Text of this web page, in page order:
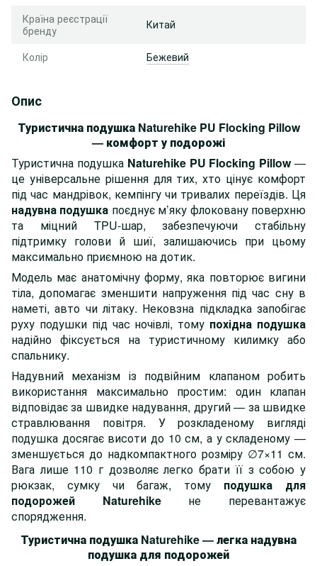
Країна реєстрації
бренду
Китай
Колір Бежевий
Опис
Туристична подушка Naturehike PU Flocking Pillow
— комфорт у подорожі
Туристична подушка Naturehike PU Flocking Pillow—
це універсальне рішення для тих, хто цінує комфорт
під час мандрівок, кемпінгу чи тривалих переїздів. Ця
надувна подушка поєднує м’яку флоковану поверхню
та міцний TPU-шар, забезпечуючи стабільну
підтримку голови й шиї, залишаючись при цьому
максимально приємною на дотик.
Модель має анатомічну форму, яка повторює вигини
тіла, допомагає зменшити напруження під час сну в
наметі, авто чи літаку. Нековзна підкладка запобігає
руху подушки під час ночівлі, тому похідна подушка
надійно фіксується на туристичному килимку або
спальнику.
Надувний механізм із подвійним клапаном робить
використання максимально простим: один клапан
відповідає за швидке надування, другий — за швидке
стравлювання повітря. У розкладеному вигляді
подушка досягає висоти до 10 см, а у складеному —
зменшується до надкомпактного розміру ∅7×11 см.
Вага лише 110 г дозволяє легко брати її з собою у
рюкзак, сумку чи багаж, тому подушка для
подорожей Naturehikeне перевантажує
спорядження.
Туристична подушка Naturehike — легка надувна
подушка для подорожей